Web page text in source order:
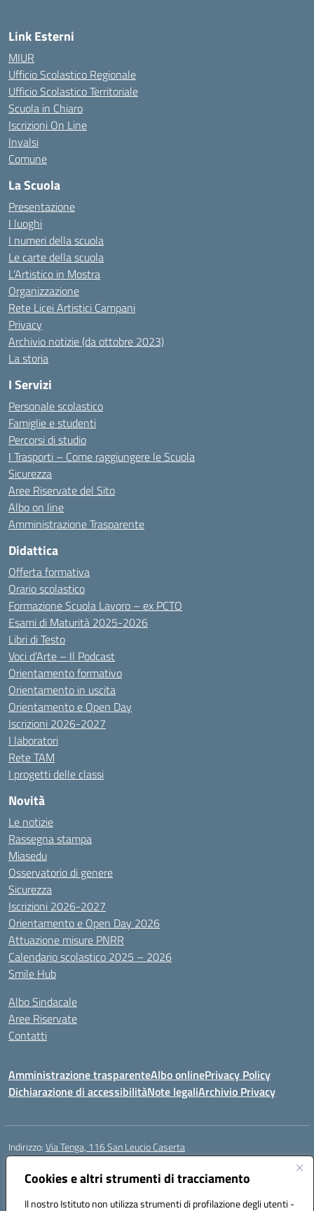
Cookies e altri strumenti di tracciamento
Il nostro Istituto non utilizza strumenti di profilazione degli utenti -
Link Esterni
MIUR
Ufficio Scolastico Regionale
Ufficio Scolastico Territoriale
Scuola in Chiaro
Iscrizioni On Line
Invalsi
Comune
La Scuola
Presentazione
I luoghi
I numeri della scuola
Le carte della scuola
L’Artistico in Mostra
Organizzazione
Rete Licei Artistici Campani
Privacy
Archivio notizie (da ottobre 2023)
La storia
I Servizi
Personale scolastico
Famiglie e studenti
Percorsi di studio
I Trasporti – Come raggiungere le Scuola
Sicurezza
Aree Riservate del Sito
Albo on line
Amministrazione Trasparente
Didattica
Offerta formativa
Orario scolastico
Formazione Scuola Lavoro – ex PCTO
Esami di Maturità 2025-2026
Libri di Testo
Voci d’Arte – Il Podcast
Orientamento formativo
Orientamento in uscita
Orientamento e Open Day
Iscrizioni 2026-2027
I laboratori
Rete TAM
I progetti delle classi
Novità
Le notizie
Rassegna stampa
Miasedu
Osservatorio di genere
Sicurezza
Iscrizioni 2026-2027
Orientamento e Open Day 2026
Attuazione misure PNRR
Calendario scolastico 2025 – 2026
Smile Hub
Albo Sindacale
Aree Riservate
Contatti
Amministrazione trasparenteAlbo onlinePrivacy Policy
Dichiarazione di accessibilitàNote legaliArchivio Privacy
Indirizzo:Via Tenga, 116 San Leucio Caserta
Centralino:
Posta elettronica certificata (PEC):ceis042009@pec.istruzione.it
Codice fiscale: 93098380616